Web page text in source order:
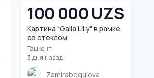
100 000 UZS
Картина "Galla LiLy" в рамке
со стеклом
Ташкент
3 дня назад
Zamirabegulova